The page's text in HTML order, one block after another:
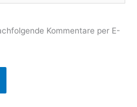
Kommentare per E-